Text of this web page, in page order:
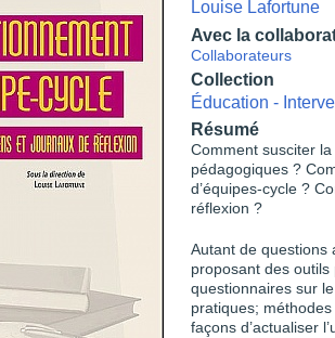
Louise Lafortune
Avec la
Collaborateurs
Collection
Éducation -
Résumé
Comment susciter
pédagogiques ?
d’équipes-cycle ?
réflexion ?
Autant de questions
proposant des
questionnaires sur
pratiques;
façons d’actualiser